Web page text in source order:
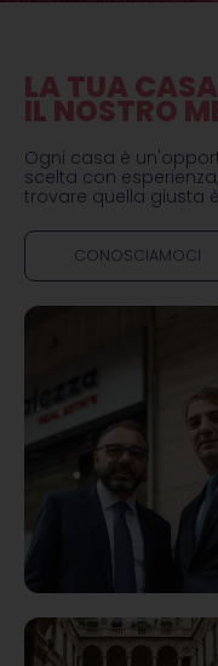
LA TUA
IL NOSTRO
Ogni casa è
scelta con
trovare quella giusta
CONOSCIAMOCI